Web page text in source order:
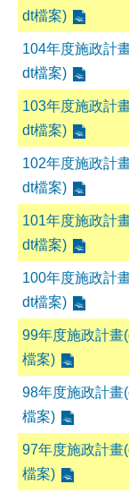
dt檔案)
104年度施政計
dt檔案)
103年度施政計
dt檔案)
102年度施政計
dt檔案)
101年度施政計
dt檔案)
100年度施政計
dt檔案)
99年度施政計畫
檔案)
98年度施政計畫
檔案)
97年度施政計畫
檔案)